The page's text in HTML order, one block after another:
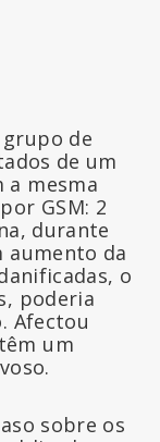
de
de um
a mesma
GSM: 2
durante
aumento da
o
poderia
Afectou
um
sobre os